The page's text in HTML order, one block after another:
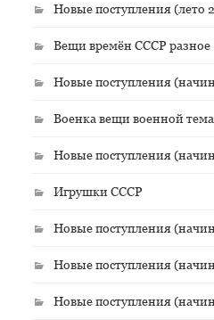
Новые поступления (лето
Вещи времён СССР разное
Новые поступления
Военка вещи военной
Новые поступления
Игрушки СССР
Новые поступления
Новые поступления
Новые поступления